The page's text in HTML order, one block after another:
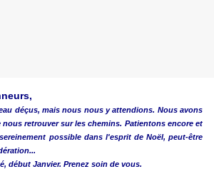
déçus, mais nous nous y attendions. Nous avons
retrouver sur les chemins. Patientons encore et
possible dans l'esprit de Noël, peut-être
début Janvier. Prenez soin de vous.